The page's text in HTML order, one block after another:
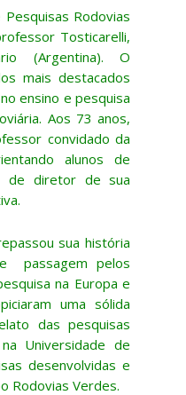
Rodovias
Tosticarelli,
(Argentina). O
mais destacados
ensino e pesquisa
Aos 73 anos,
convidado da
alunos de
de diretor de sua
sua história
passagem pelos
na Europa e
uma sólida
das pesquisas
Universidade de
desenvolvidas e
Rodovias Verdes.